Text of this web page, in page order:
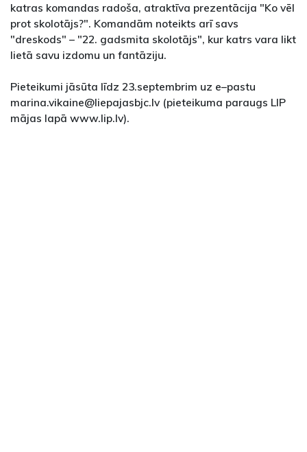
katras komandas radoša, atraktīva prezentācija "Ko vēl
prot skolotājs?". Komandām noteikts arī savs
"dreskods" – "22. gadsmita skolotājs", kur katrs vara likt
lietā savu izdomu un fantāziju.
Pieteikumi jāsūta līdz 23.septembrim uz e–pastu
marina.vikaine@liepajasbjc.lv (pieteikuma paraugs LIP
mājas lapā www.lip.lv).